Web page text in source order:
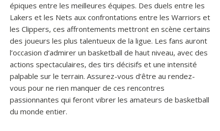
épiques entre les meilleures équipes. Des duels entre les
Lakers et les Nets aux confrontations entre les Warriors et
les Clippers, ces affrontements mettront en scène certains
des joueurs les plus talentueux de la ligue. Les fans auront
l’occasion d’admirer un basketball de haut niveau, avec des
actions spectaculaires, des tirs décisifs et une intensité
palpable sur le terrain. Assurez-vous d’être au rendez-
vous pour ne rien manquer de ces rencontres
passionnantes qui feront vibrer les amateurs de basketball
du monde entier.